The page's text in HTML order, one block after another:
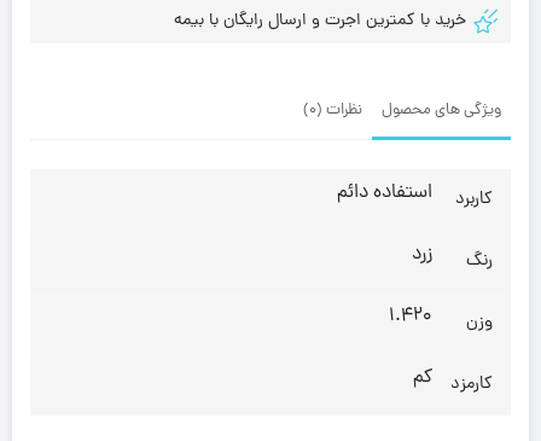
خرید با کمترین اجرت و ارسال رایگان با بیمه
ویژگی های محصول نظرات (0)
کاربرد استفاده دائم
رنگ زرد
وزن 1.420
کارمزد کم